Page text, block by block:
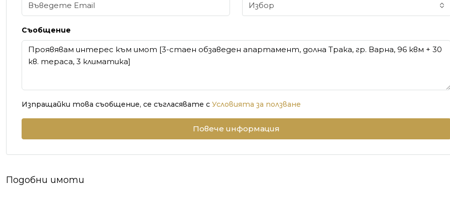
Избор
Съобщение
Изпращайки това съобщение, се съгласявате с Условията за ползване
Повече информация
Подобни имоти